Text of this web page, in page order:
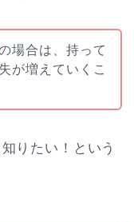
場合は、持って
が増えていくこ
りたい！という